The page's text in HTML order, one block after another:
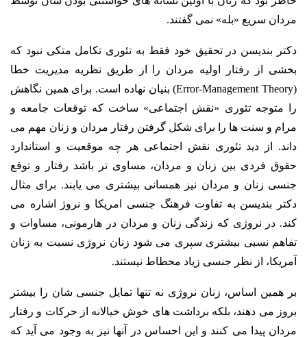
مردان سریع «بله» نمی گفتند.
دکتر بندیسن در تحقیق خود فقط به تئوری تکامل متکی نبود که
بخشی از رفتار اولیه مردان را از طریق نظریه مدیریت خطا
(Error-Management Theory) بنیان نهاده است. برای همین نگاهش
را متوجه تئوری «نقش اجتماعی» ساخت که توقعات جامعه و
مرام و سنت ها را برای شکل گرفتن رفتار مردان و زنان مهم می
داند. از دید تئوری نقش اجتماعی هر چه موقعیت و استاندارد
حقوق فردی بین زنان و مردان، مساوی تر باشد رفتار و توقع
جنسی زنان و مردان نیز همسانی بیشتری می یابند. برای مثال
دکتر بندیسن به تفاوت فرهنگ جنسی امریکا و نروژ اشاره می
کند. در نروژی که زندگی زنان و مردان در هارمونی، مساوات و
تفاهم نسبی بیشتری سپری می شود زنان نروژی نسبت به زنان
آمریکا، از نظر جنسی زیاد محطاط نیستند.
بر همین اساس، زنان نروژی نه تنها تمایل جنسی شان را بیشتر
بروز می دهند، بلکه برداشت های خوش خیالانه از حرکات و رفتار
مردان پیدا می کنند و این احساس در آنها نیز به وجود می آید که